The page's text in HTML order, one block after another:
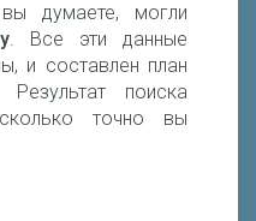
думаете, могли
. Все эти данные
и составлен план
Результат поиска
точно вы